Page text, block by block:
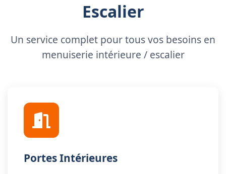
Escalier
Un service complet pour tous vos besoins en
menuiserie intérieure / escalier
Portes Intérieures